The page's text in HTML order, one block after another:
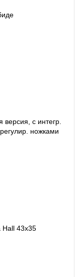
с интегр.
ножками
Hall 43x35